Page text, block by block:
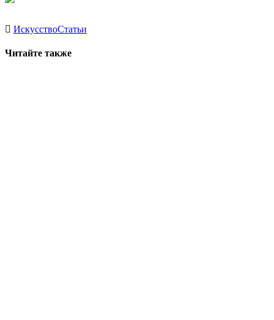
ИскусствоСтатьи
Читайте также